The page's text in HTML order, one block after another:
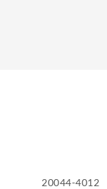
20044-4012